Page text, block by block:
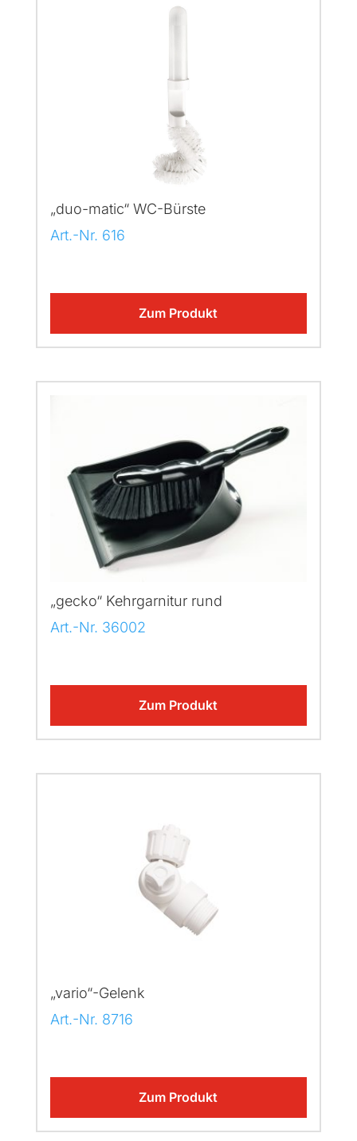
„duo-matic“ WC-Bürste
Art.-Nr. 616
Zum Produkt
„gecko“ Kehrgarnitur rund
Art.-Nr. 36002
Zum Produkt
„vario“-Gelenk
Art.-Nr. 8716
Zum Produkt